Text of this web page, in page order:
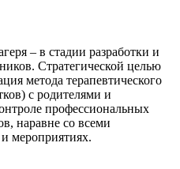
– в стадии разработки и
Стратегической целью
метода терапевтического
с родителями и
профессиональных
наравне со всеми
мероприятиях.